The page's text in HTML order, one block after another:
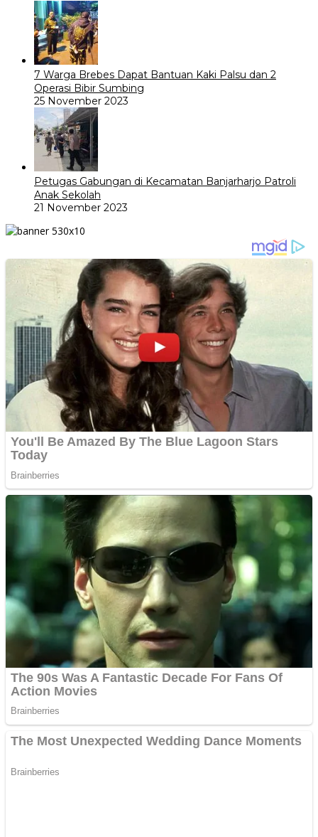
7 Warga Brebes Dapat Bantuan Kaki Palsu dan 2
Operasi Bibir Sumbing
25 November 2023
Petugas Gabungan di Kecamatan Banjarharjo Patroli
Anak Sekolah
21 November 2023